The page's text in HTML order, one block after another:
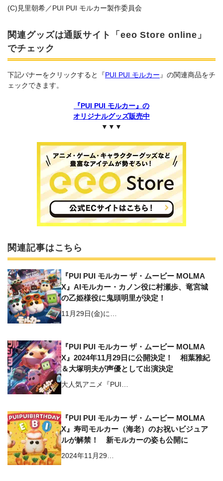
(C)⾒⾥朝希／PUI PUI モルカー製作委員会
関連グッズは通販サイト「eeo Store online」
でチェック
下記バナーをクリックすると『PUI PUI モルカー 』の関連商品をチ
ェックできます。
『PUI PUI モルカー』の
オリジナルグッズ販売中
▼▼▼
関連記事はこちら
『PUI PUI モルカー ザ・ムービー MOLMA
X』AIモルカー・カノン役に村瀬歩、竜宮城
の乙姫様役に鬼頭明里が決定！
11月29日(金)に…
『PUI PUI モルカー ザ・ムービー MOLMA
X』2024年11月29日に公開決定！ 相葉雅紀
＆⼤塚明夫が声優として出演決定
⼤⼈気アニメ『PUI…
『PUI PUI モルカー ザ・ムービー MOLMA
X』寿司モルカー（海老）のお祝いビジュア
ルが解禁！ 新モルカーの姿も公開に
2024年11月29…